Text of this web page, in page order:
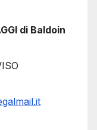
di Baldoin